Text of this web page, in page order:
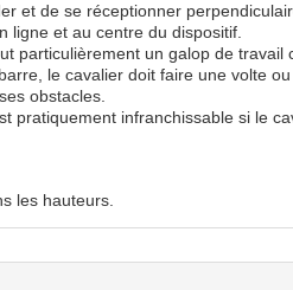
et de se réceptionner
ligne et au centre du dispositif.
particulièrement un galop de travail
le cavalier doit faire une volte
obstacles.
pratiquement infranchissable si le
les hauteurs.